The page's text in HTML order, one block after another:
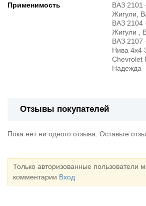
Применимость
ВАЗ 2101
Жигули,
ВАЗ 2104
Жигули ,
ВАЗ 2107
Нива 4х4
Chevrolet
Надежда
Отзывы покупателей
Пока нет ни одного отзыва. Оставьте
Только авторизованные пользователи
комментарии Вход